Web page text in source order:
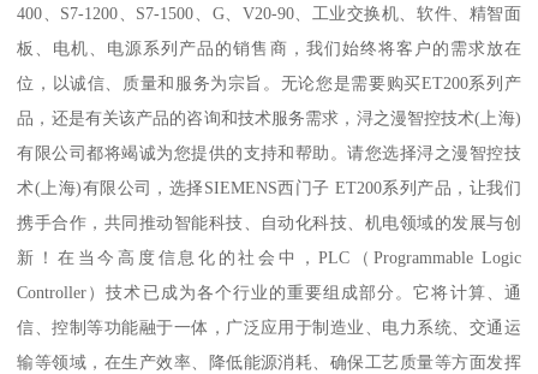
400、S7-1200、S7-1500、G、V20-90、工业交换机、软件、精智面
板、电机、电源系列产品的销售商，我们始终将客户的需求放在
位，以诚信、质量和服务为宗旨。无论您是需要购买ET200系列产
品，还是有关该产品的咨询和技术服务需求，浔之漫智控技术(上海)
有限公司都将竭诚为您提供的支持和帮助。请您选择浔之漫智控技
术(上海)有限公司，选择SIEMENS西门子 ET200系列产品，让我们
携手合作，共同推动智能科技、自动化科技、机电领域的发展与创
新！在当今高度信息化的社会中，PLC（Programmable Logic
Controller）技术已成为各个行业的重要组成部分。它将计算、通
信、控制等功能融于一体，广泛应用于制造业、电力系统、交通运
输等领域，在生产效率、降低能源消耗、确保工艺质量等方面发挥